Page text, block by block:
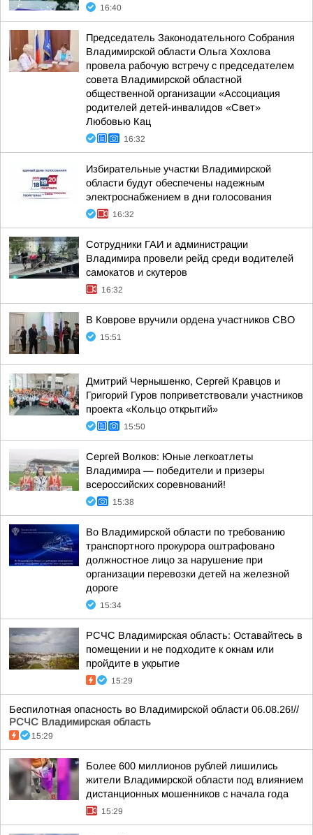
16:40
Председатель Законодательного Собрания
Владимирской области Ольга Хохлова
провела рабочую встречу с председателем
совета Владимирской областной
общественной организации «Ассоциация
родителей детей-инвалидов «Свет»
Любовью Кац
16:32
Избирательные участки Владимирской
области будут обеспечены надежным
электроснабжением в дни голосования
16:32
Сотрудники ГАИ и администрации
Владимира провели рейд среди водителей
самокатов и скутеров
16:32
В Коврове вручили ордена участников СВО
15:51
Дмитрий Чернышенко, Сергей Кравцов и
Григорий Гуров поприветствовали участников
проекта «Кольцо открытий»
15:50
Сергей Волков: Юные легкоатлеты
Владимира — победители и призеры
всероссийских соревнований!
15:38
Во Владимирской области по требованию
транспортного прокурора оштрафовано
должностное лицо за нарушение при
организации перевозки детей на железной
дороге
15:34
РСЧС Владимирская область: Оставайтесь в
помещении и не подходите к окнам или
пройдите в укрытие
15:29
Беспилотная опасность во Владимирской области 06.08.26!//
РСЧС Владимирская область
15:29
Более 600 миллионов рублей лишились
жители Владимирской области под влиянием
дистанционных мошенников с начала года
15:29